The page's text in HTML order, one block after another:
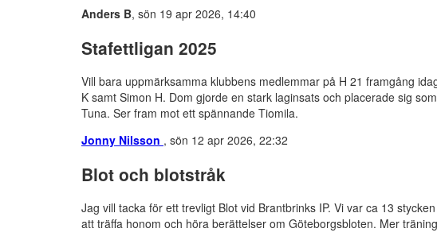
Anders B, sön 19 apr 2026, 14:40
Stafettligan 2025
Vill bara uppmärksamma klubbens medlemmar på H 21 framgång
K samt Simon H. Dom gjorde en stark laginsats och placerade sig
Tuna. Ser fram mot ett spännande Tiomila.
Jonny Nilsson , sön 12 apr 2026, 22:32
Blot och blotstråk
Jag vill tacka för ett trevligt Blot vid Brantbrinks IP. Vi var ca 13
att träffa honom och höra berättelser om Göteborgsbloten. Mer